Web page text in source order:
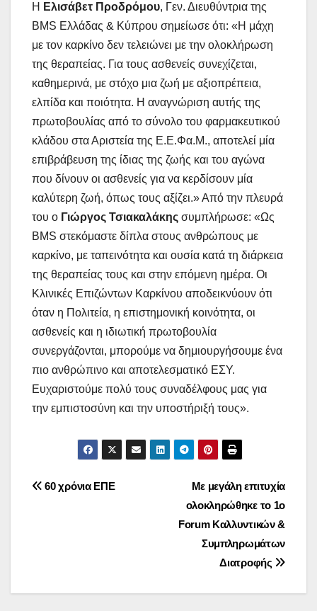
Η Ελισάβετ Προδρόμου, Γεν. Διευθύντρια της
BMS Ελλάδας & Κύπρου σημείωσε ότι: «Η μάχη
με τον καρκίνο δεν τελειώνει με την ολοκλήρωση
της θεραπείας. Για τους ασθενείς συνεχίζεται,
καθημερινά, με στόχο μια ζωή με αξιοπρέπεια,
ελπίδα και ποιότητα. Η αναγνώριση αυτής της
πρωτοβουλίας από το σύνολο του φαρμακευτικού
κλάδου στα Αριστεία της Ε.Ε.Φα.Μ., αποτελεί μία
επιβράβευση της ίδιας της ζωής και του αγώνα
που δίνουν οι ασθενείς για να κερδίσουν μία
καλύτερη ζωή, όπως τους αξίζει.» Από την πλευρά
του ο Γιώργος Τσιακαλάκης συμπλήρωσε: «Ως
BMS στεκόμαστε δίπλα στους ανθρώπους με
καρκίνο, με ταπεινότητα και ουσία κατά τη διάρκεια
της θεραπείας τους και στην επόμενη ημέρα. Οι
Κλινικές Επιζώντων Καρκίνου αποδεικνύουν ότι
όταν η Πολιτεία, η επιστημονική κοινότητα, οι
ασθενείς και η ιδιωτική πρωτοβουλία
συνεργάζονται, μπορούμε να δημιουργήσουμε ένα
πιο ανθρώπινο και αποτελεσματικό ΕΣΥ.
Ευχαριστούμε πολύ τους συναδέλφους μας για
την εμπιστοσύνη και την υποστήριξή τους».
Post
Με μεγάλη επιτυχία
ολοκληρώθηκε το 1ο
Forum Καλλυντικών &
Συμπληρωμάτων
Διατροφής
60 χρόνια ΕΠΕ